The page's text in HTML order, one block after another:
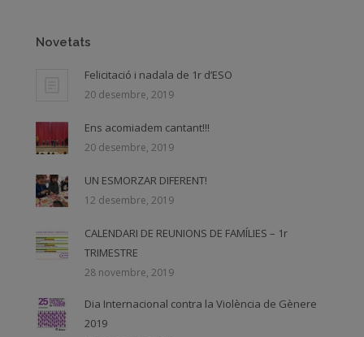
Novetats
Felicitació i nadala de 1r d’ESO
20 desembre, 2019
Ens acomiadem cantant!!!
20 desembre, 2019
UN ESMORZAR DIFERENT!
12 desembre, 2019
CALENDARI DE REUNIONS DE FAMÍLIES – 1r
TRIMESTRE
28 novembre, 2019
Dia Internacional contra la Violència de Gènere
2019